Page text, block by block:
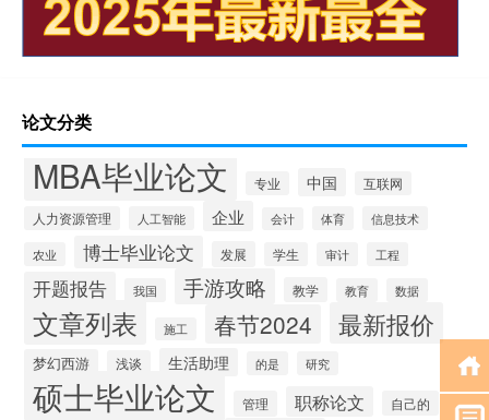
论文分类
MBA毕业论文 专业 中国
互联网
人力资源管理
人工智能 企业 会计 体育 信息技术
农业 博士毕业论文 发展 学生 审计 工程
开题报告 我国 手游攻略 教学 教育 数据
文章列表 施工 春节2024 最新报价
梦幻西游 浅谈 生活助理 的是 研究
硕士毕业论文 管理 职称论文 自己的